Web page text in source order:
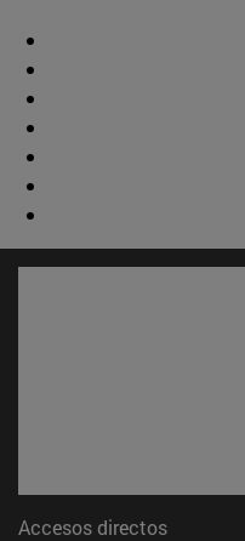
Accesos directos